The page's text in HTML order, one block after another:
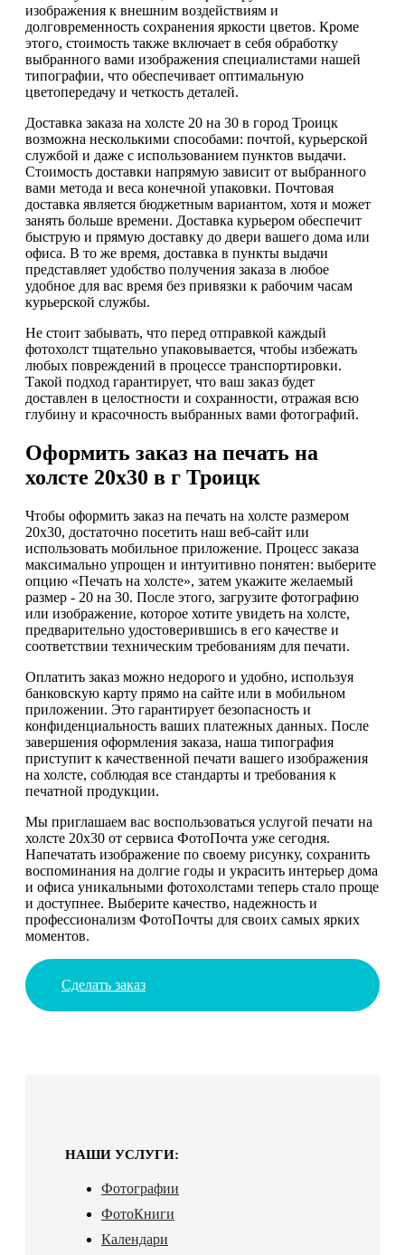
изображения к внешним воздействиям и
долговременность сохранения яркости цветов. Кроме
этого, стоимость также включает в себя обработку
выбранного вами изображения специалистами нашей
типографии, что обеспечивает оптимальную
цветопередачу и четкость деталей.
Доставка заказа на холсте 20 на 30 в город Троицк
возможна несколькими способами: почтой, курьерской
службой и даже с использованием пунктов выдачи.
Стоимость доставки напрямую зависит от выбранного
вами метода и веса конечной упаковки. Почтовая
доставка является бюджетным вариантом, хотя и может
занять больше времени. Доставка курьером обеспечит
быструю и прямую доставку до двери вашего дома или
офиса. В то же время, доставка в пункты выдачи
представляет удобство получения заказа в любое
удобное для вас время без привязки к рабочим часам
курьерской службы.
Не стоит забывать, что перед отправкой каждый
фотохолст тщательно упаковывается, чтобы избежать
любых повреждений в процессе транспортировки.
Такой подход гарантирует, что ваш заказ будет
доставлен в целостности и сохранности, отражая всю
глубину и красочность выбранных вами фотографий.
Оформить заказ на печать на
холсте 20х30 в г Троицк
Чтобы оформить заказ на печать на холсте размером
20х30, достаточно посетить наш веб-сайт или
использовать мобильное приложение. Процесс заказа
максимально упрощен и интуитивно понятен: выберите
опцию «Печать на холсте», затем укажите желаемый
размер - 20 на 30. После этого, загрузите фотографию
или изображение, которое хотите увидеть на холсте,
предварительно удостоверившись в его качестве и
соответствии техническим требованиям для печати.
Оплатить заказ можно недорого и удобно, используя
банковскую карту прямо на сайте или в мобильном
приложении. Это гарантирует безопасность и
конфиденциальность ваших платежных данных. После
завершения оформления заказа, наша типография
приступит к качественной печати вашего изображения
на холсте, соблюдая все стандарты и требования к
печатной продукции.
Мы приглашаем вас воспользоваться услугой печати на
холсте 20х30 от сервиса ФотоПочта уже сегодня.
Напечатать изображение по своему рисунку, сохранить
воспоминания на долгие годы и украсить интерьер дома
и офиса уникальными фотохолстами теперь стало проще
и доступнее. Выберите качество, надежность и
профессионализм ФотоПочты для своих самых ярких
моментов.
Сделать заказ
НАШИ УСЛУГИ:
Фотографии
ФотоКниги
Календари